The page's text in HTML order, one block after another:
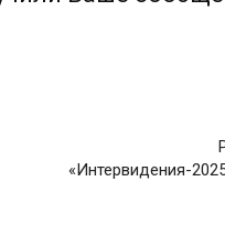
«Интервидения-